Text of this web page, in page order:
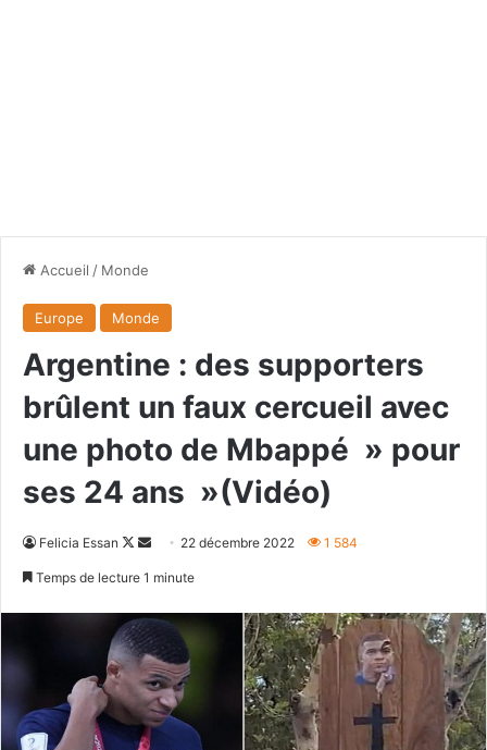
Accueil / Monde
Europe Monde
Argentine : des supporters
brûlent un faux cercueil avec
une photo de Mbappé » pour
ses 24 ans »(Vidéo)
Felicia Essan
Follow
Envoyer22 décembre 2022 1 584
Temps de lecture 1 minute